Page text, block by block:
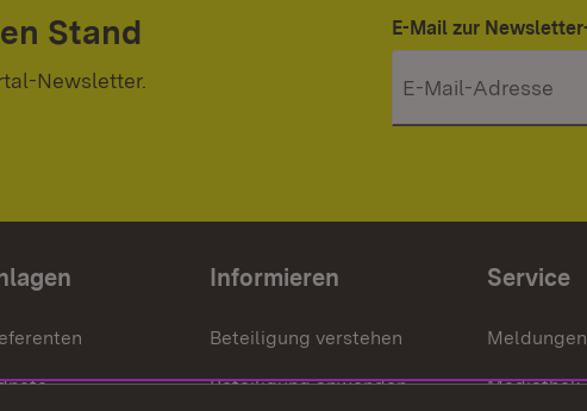
Stand
Newsletter.
E-Mail zur
Informieren
Beteiligung verstehen
Beteiligung anwenden
Service
Meldungen
Mediathek